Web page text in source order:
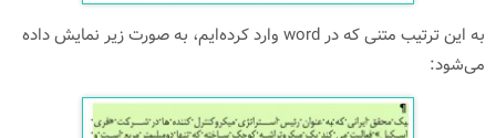
به این ترتیب متنی که در word وارد کرده‌ایم، به صورت زیر نمایش داده
می‌شود: